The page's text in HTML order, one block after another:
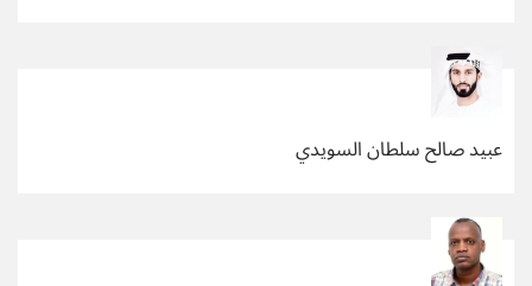
عبيد صالح سلطان السويدي